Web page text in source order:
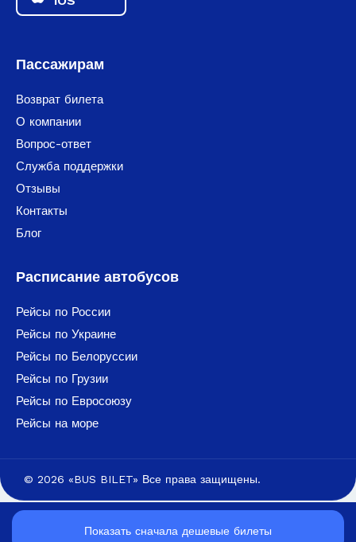
Пассажирам
Возврат билета
О компании
Вопрос-ответ
Служба поддержки
Отзывы
Контакты
Блог
Расписание автобусов
Рейсы по России
Рейсы по Украине
Рейсы по Белоруссии
Рейсы по Грузии
Рейсы по Евросоюзу
Рейсы на море
© 2026 «BUS BILET» Все права защищены.
Показать сначала дешевые билеты